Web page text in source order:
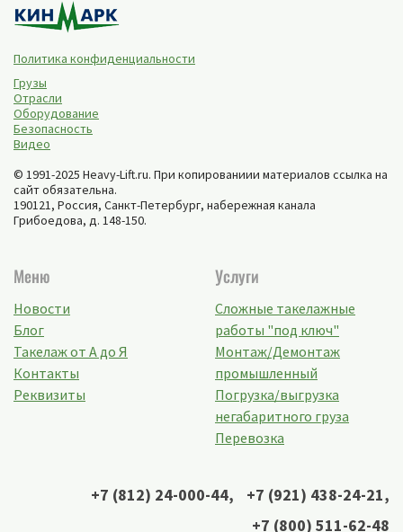
Политика конфиденциальности
Грузы
Отрасли
Оборудование
Безопасность
Видео
© 1991-2025 Heavy-Lift.ru. При копированиии материалов ссылка на
сайт обязательна.
190121, Россия, Санкт-Петербург, набережная канала
Грибоедова, д. 148-150.
Меню
Новости
Блог
Такелаж от А до Я
Контакты
Реквизиты
Услуги
Сложные такелажные
работы "под ключ"
Монтаж/Демонтаж
промышленный
Погрузка/выгрузка
негабаритного груза
Перевозка
+7 (812) 24-000-44, +7 (921) 438-24-21,
+7 (800) 511-62-48